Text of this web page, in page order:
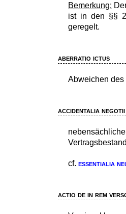
Bemerkung:
ist in den §§
geregelt.
aberratio ictus
Abweichen des
accidentalia negotii
nebensächliche
cf. essentialia
actio de in rem